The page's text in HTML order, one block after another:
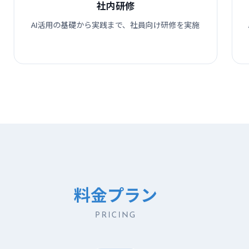
社内研修
AI活用の基礎から実践まで、社員向け研修を実施
料金プラン
PRICING